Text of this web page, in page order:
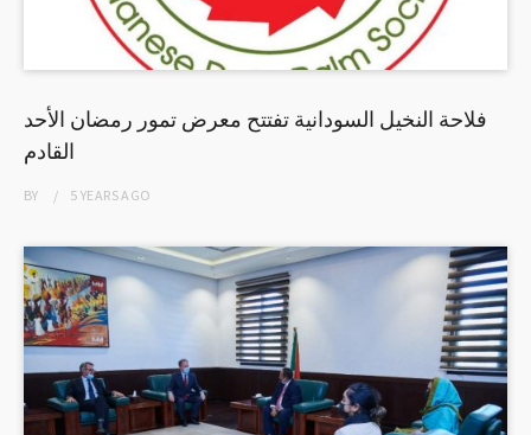
فلاحة النخيل السودانية تفتتح معرض تمور رمضان الأحد
القادم
BY 5 YEARSAGO